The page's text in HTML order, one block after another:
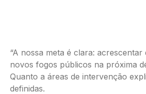
“A nossa meta é clara:
novos fogos públicos na próxima
Quanto a áreas de intervenção
definidas.